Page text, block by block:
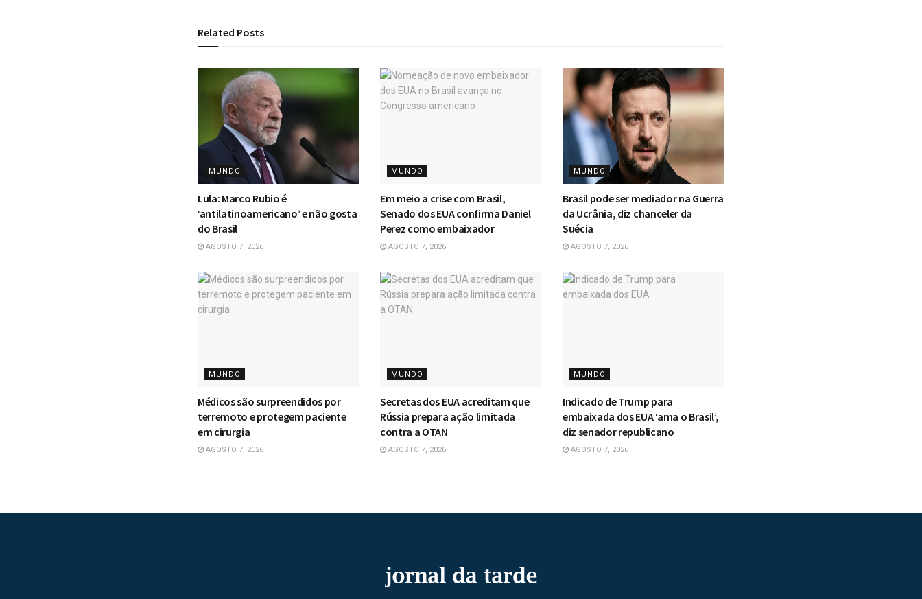
Related Posts
MUNDO
Lula: Marco Rubio é
‘antilatinoamericano’ e não gosta
do Brasil
AGOSTO 7, 2026
MUNDO
Em meio a crise com Brasil,
Senado dos EUA confirma Daniel
Perez como embaixador
AGOSTO 7, 2026
MUNDO
Brasil pode ser mediador na Guerra
da Ucrânia, diz chanceler da
Suécia
AGOSTO 7, 2026
MUNDO
Médicos são surpreendidos por
terremoto e protegem paciente
em cirurgia
AGOSTO 7, 2026
MUNDO
Secretas dos EUA acreditam que
Rússia prepara ação limitada
contra a OTAN
AGOSTO 7, 2026
MUNDO
Indicado de Trump para
embaixada dos EUA ‘ama o Brasil’,
diz senador republicano
AGOSTO 7, 2026